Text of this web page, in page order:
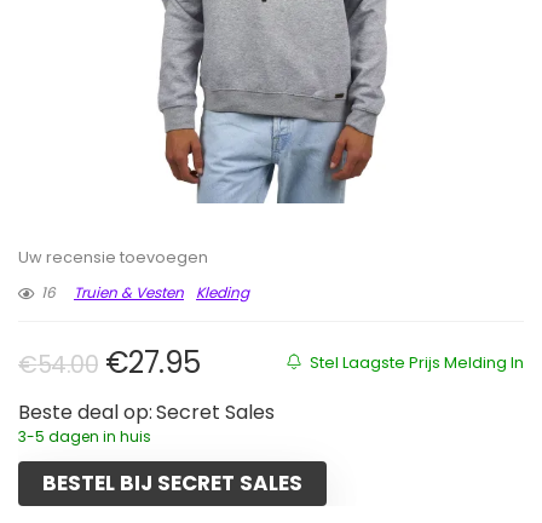
Uw recensie toevoegen
16
Truien & Vesten Kleding
Stel Laagste Prijs Melding In
€54.00 Oorspronkelijke prijs was:
€27.95Huidige prijs is: €27.95.
Beste deal op: Secret Sales
3-5 dagen in huis
BESTEL BIJ SECRET SALES